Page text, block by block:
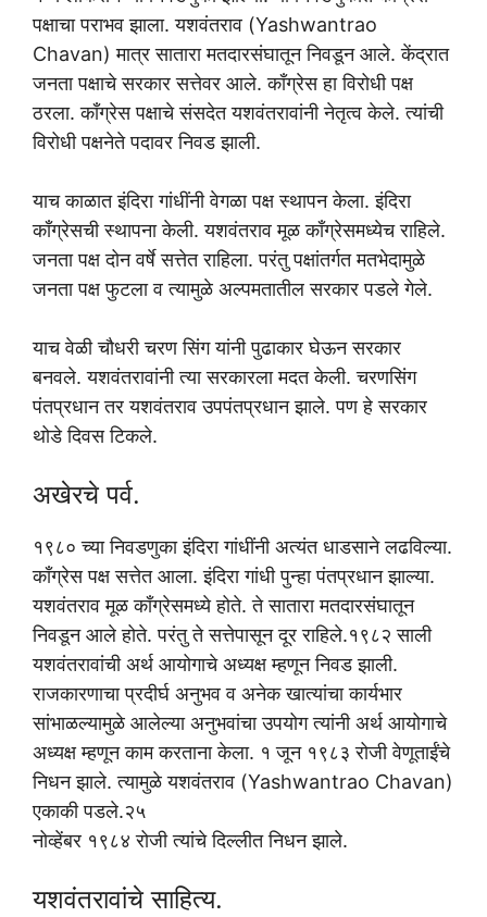
पक्षाचा पराभव झाला. यशवंतराव (Yashwantrao
Chavan) मात्र सातारा मतदारसंघातून निवडून आले. केंद्रात
जनता पक्षाचे सरकार सत्तेवर आले. काँग्रेस हा विरोधी पक्ष
ठरला. काँग्रेस पक्षाचे संसदेत यशवंतरावांनी नेतृत्व केले. त्यांची
विरोधी पक्षनेते पदावर निवड झाली.
याच काळात इंदिरा गांधींनी वेगळा पक्ष स्थापन केला. इंदिरा
काँग्रेसची स्थापना केली. यशवंतराव मूळ काँग्रेसमध्येच राहिले.
जनता पक्ष दोन वर्षे सत्तेत राहिला. परंतु पक्षांतर्गत मतभेदामुळे
जनता पक्ष फुटला व त्यामुळे अल्पमतातील सरकार पडले गेले.
याच वेळी चौधरी चरण सिंग यांनी पुढाकार घेऊन सरकार
बनवले. यशवंतरावांनी त्या सरकारला मदत केली. चरणसिंग
पंतप्रधान तर यशवंतराव उपपंतप्रधान झाले. पण हे सरकार
थोडे दिवस टिकले.
अखेरचे पर्व.
१९८० च्या निवडणुका इंदिरा गांधींनी अत्यंत धाडसाने लढविल्या.
काँग्रेस पक्ष सत्तेत आला. इंदिरा गांधी पुन्हा पंतप्रधान झाल्या.
यशवंतराव मूळ काँग्रेसमध्ये होते. ते सातारा मतदारसंघातून
निवडून आले होते. परंतु ते सत्तेपासून दूर राहिले.१९८२ साली
यशवंतरावांची अर्थ आयोगाचे अध्यक्ष म्हणून निवड झाली.
राजकारणाचा प्रदीर्घ अनुभव व अनेक खात्यांचा कार्यभार
सांभाळल्यामुळे आलेल्या अनुभवांचा उपयोग त्यांनी अर्थ आयोगाचे
अध्यक्ष म्हणून काम करताना केला. १ जून १९८३ रोजी वेणूताईंचे
निधन झाले. त्यामुळे यशवंतराव (Yashwantrao Chavan)
एकाकी पडले.२५
नोव्हेंबर १९८४ रोजी त्यांचे दिल्लीत निधन झाले.
यशवंतरावांचे साहित्य.